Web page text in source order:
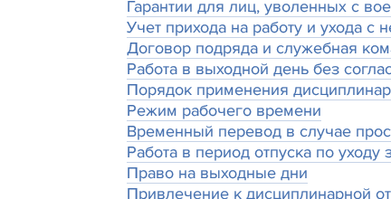
Гарантии для лиц, уволенных с
Учет прихода на работу и ухода с
Договор подряда и служебная
Работа в выходной день без
Порядок применения
Режим рабочего времени
Временный перевод в случае
Работа в период отпуска по уходу
Право на выходные дни
Привлечение к дисциплинарной